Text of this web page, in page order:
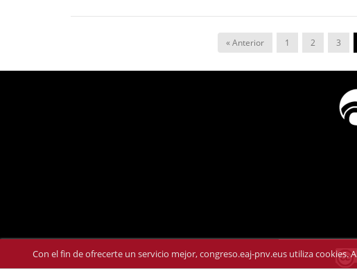
« Anterior 1 2 3
Con el fin de ofrecerte un servicio mejor, congreso.eaj-pnv.eus utiliza